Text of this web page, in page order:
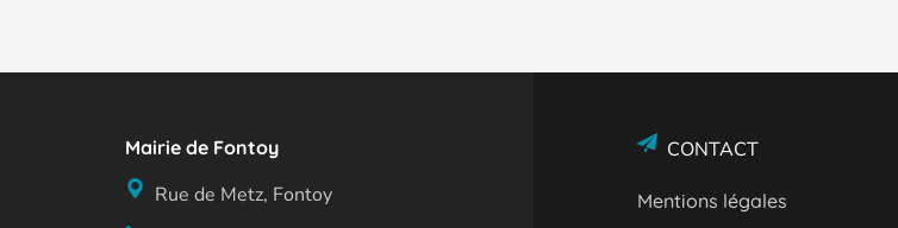
Mairie de Fontoy
Rue de Metz, Fontoy
CONTACT
Mentions légales